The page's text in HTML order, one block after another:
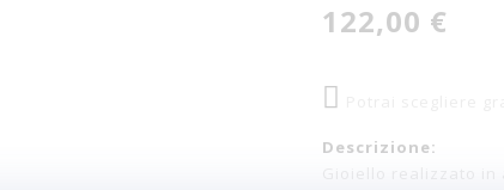
122,00 €
Descrizione: